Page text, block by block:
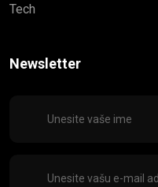
Tech
Newsletter